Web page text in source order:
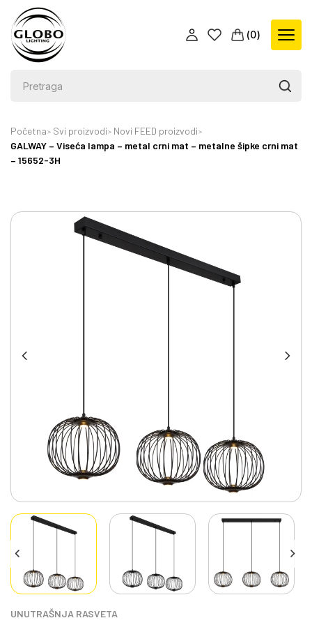
(0)
Početna Svi proizvodi
Novi FEED proizvodi
GALWAY – Viseća lampa – metal crni mat – metalne šipke crni mat
– 15652-3H
UNUTRAŠNJA RASVETA